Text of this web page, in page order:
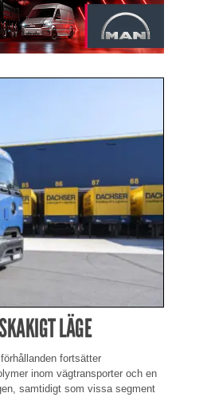
LÄGE
fortsätter
inom vägtransporter och en
samtidigt som vissa segment